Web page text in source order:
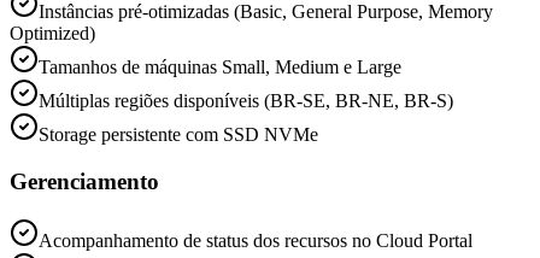
Instâncias pré-otimizadas (Basic, General Purpose, Memory
Optimized)
Tamanhos de máquinas Small, Medium e Large
Múltiplas regiões disponíveis (BR-SE, BR-NE, BR-S)
Storage persistente com SSD NVMe
Gerenciamento
Acompanhamento de status dos recursos no Cloud Portal